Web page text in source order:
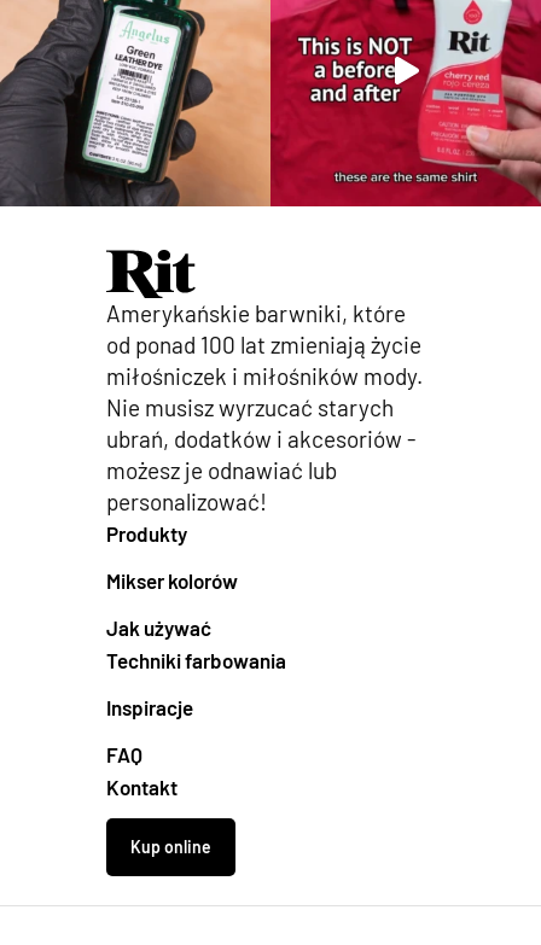
Amerykańskie barwniki, które
od ponad 100 lat zmieniają życie
miłośniczek i miłośników mody.
Nie musisz wyrzucać starych
ubrań, dodatków i akcesoriów -
możesz je odnawiać lub
personalizować!
Produkty
Mikser kolorów
Jak używać
Techniki farbowania
Inspiracje
FAQ
Kontakt
Kup online